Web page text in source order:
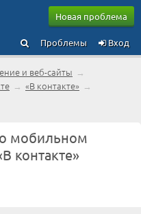
Новая проблема
Вход
Проблемы
и веб-сайты →
→ «В контакте» →
мобильном
контакте»